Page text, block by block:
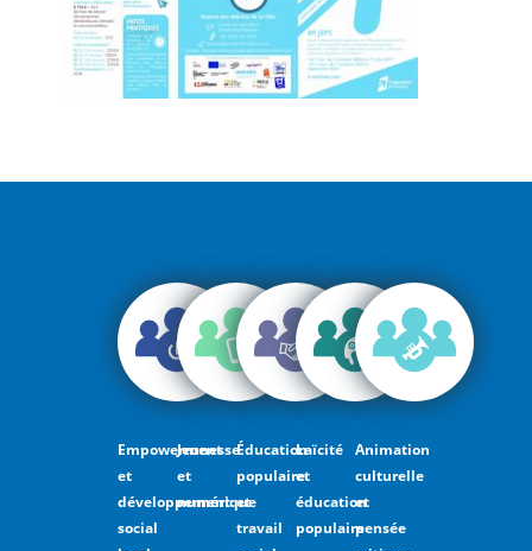
Empowerment
et
développement
social
Jeunesse
et
numérique
Éducation
populaire
et
travail
Laïcité
et
éducation
populaire
Animation
culturelle
et
pensée